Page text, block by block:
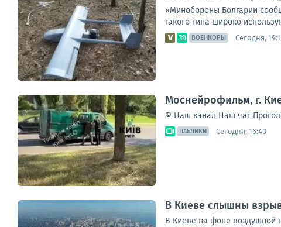
«Минобороны Болгарии
такого типа широко
ВОЕНКОРЫ Сегодня,
Моснейрофильм, г.
© Наш канал Наш чат
ПАБЛИКИ Сегодня, 16:40
В Киеве слышны
В Киеве на фоне воздушной